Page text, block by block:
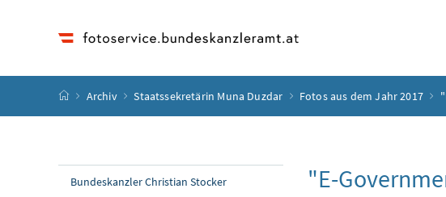
Startseite
Archiv Staatssekretärin Muna Duzdar Fotos aus dem Jahr 2017
Bundeskanzler Christian Stocker "E-